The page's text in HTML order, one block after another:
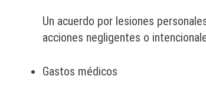
Un acuerdo por lesiones
acciones negligentes o
Gastos médicos